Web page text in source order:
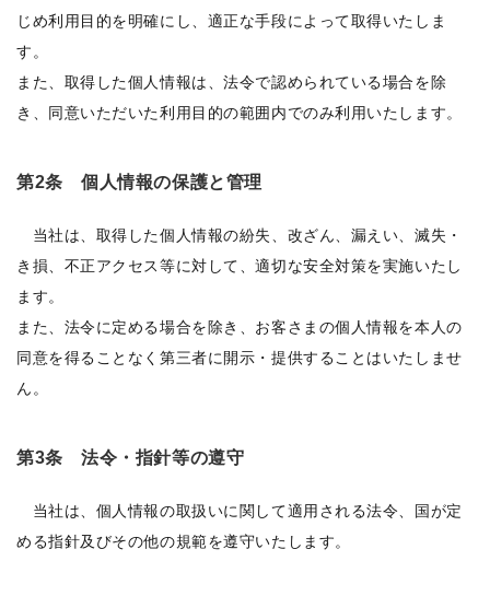
じめ利用目的を明確にし、適正な手段によって取得いたしま
す。
また、取得した個人情報は、法令で認められている場合を除
き、同意いただいた利用目的の範囲内でのみ利用いたします。
第2条 個人情報の保護と管理
当社は、取得した個人情報の紛失、改ざん、漏えい、滅失・
き損、不正アクセス等に対して、適切な安全対策を実施いたし
ます。
また、法令に定める場合を除き、お客さまの個人情報を本人の
同意を得ることなく第三者に開示・提供することはいたしませ
ん。
第3条 法令・指針等の遵守
当社は、個人情報の取扱いに関して適用される法令、国が定
める指針及びその他の規範を遵守いたします。